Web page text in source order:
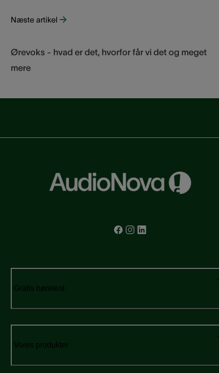
Næste artikel
Ørevoks - hvad er det, hvorfor får vi det og meget
mere
Gratis høretest
Vores produkter